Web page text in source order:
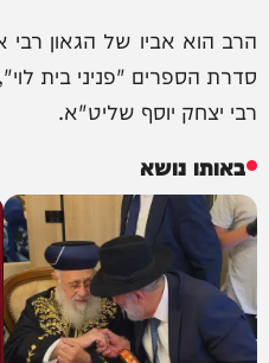
הרב הוא אביו של הגאון
סדרת הספרים "פניני בית
רבי יצחק יוסף שליט"א.
באותו נושא